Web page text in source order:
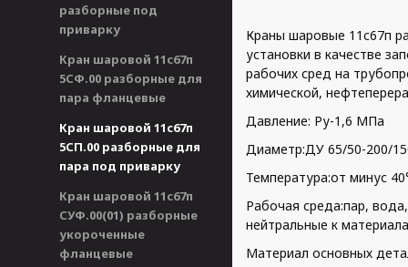
разборные под
приварку
Кран шаровой 11с67п
5СФ.00 разборные для
пара фланцевые
Кран шаровой 11с67п
5СП.00 разборные для
пара под приварку
Кран шаровой 11с67п
СУФ.00(01) разборные
укороченные
фланцевые
Краны шаровые 11с67п
установки в качестве
рабочих сред на
химической,
Давление: Ру-1,6 МПа
Диаметр:ДУ 65/50-200/
Температура:от минус
Рабочая среда:пар,
нейтральные к
Материал основных